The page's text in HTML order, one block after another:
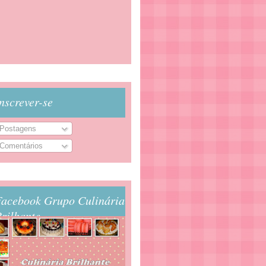
se
Grupo Culinária